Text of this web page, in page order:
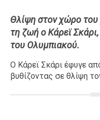
A-List
Xmas
LIFE
Θλίψη στον χώρο
τη ζωή ο Κάρεϊ
του Ολυμπιακού.
Ο Κάρεϊ Σκάρι έφυγε
βυθίζοντας σε θλίψη